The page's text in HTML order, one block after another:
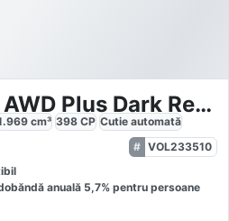
Volvo XC60 T6 AWD Plus Dark Recharge
cm³ 398 CP Cutie automată
VOL233510
anuală 5,7% pentru persoane